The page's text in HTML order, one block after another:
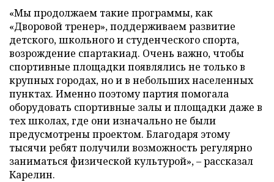
«Мы продолжаем такие программы, как
«Дворовой тренер», поддерживаем развитие
детского, школьного и студенческого спорта,
возрождение спартакиад. Очень важно, чтобы
спортивные площадки появлялись не только в
крупных городах, но и в небольших населенных
пунктах. Именно поэтому партия помогала
оборудовать спортивные залы и площадки даже в
тех школах, где они изначально не были
предусмотрены проектом. Благодаря этому
тысячи ребят получили возможность регулярно
заниматься физической культурой», – рассказал
Карелин.